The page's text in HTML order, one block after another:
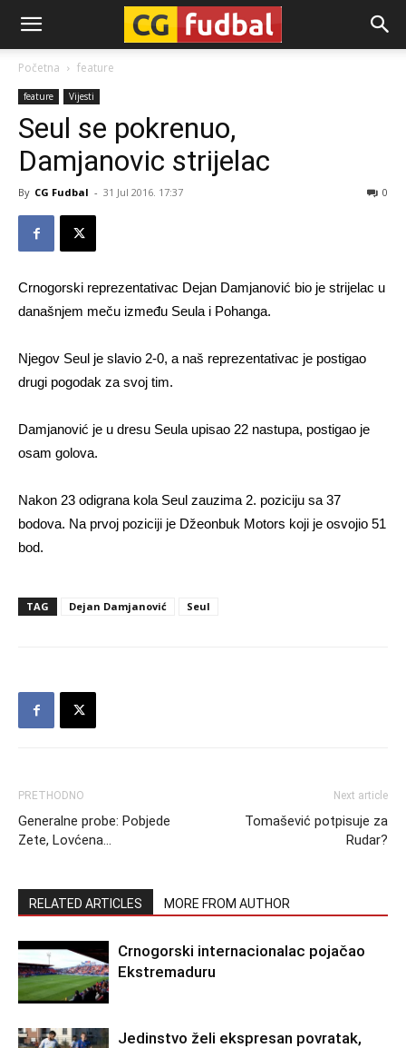
CG-
Fudbal
Početna feature
feature Vijesti
Seul se pokrenuo,
Damjanovic strijelac
By CG Fudbal - 31 Jul 2016. 17:37 0
Crnogorski reprezentativac Dejan Damjanović bio je strijelac u
današnjem meču između Seula i Pohanga.
Njegov Seul je slavio 2-0, a naš reprezentativac je postigao
drugi pogodak za svoj tim.
Damjanović je u dresu Seula upisao 22 nastupa, postigao je
osam golova.
Nakon 23 odigrana kola Seul zauzima 2. poziciju sa 37
bodova. Na prvoj poziciji je Džeonbuk Motors koji je osvojio 51
bod.
TAG Dejan Damjanović Seul
PRETHODNO
Generalne probe: Pobjede
Zete, Lovćena…
Next article
Tomašević potpisuje za
Rudar?
RELATED ARTICLES MORE FROM AUTHOR
Crnogorski internacionalac pojačao
Ekstremaduru
Jedinstvo želi ekspresan povratak,